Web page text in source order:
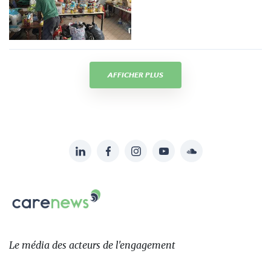
AFFICHER PLUS
sur:
LinkedInFacebookInstagramYouTubeSoundcloud
Le
des
Le média des acteurs de l'engagement